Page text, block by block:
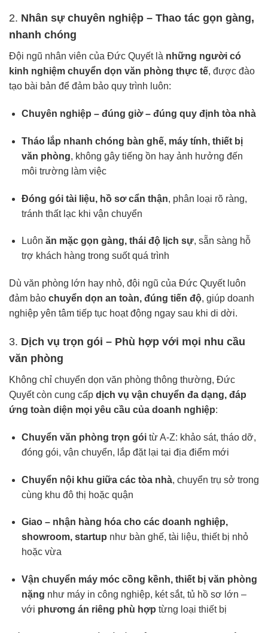
2. Nhân sự chuyên nghiệp – Thao tác gọn gàng,
nhanh chóng
Đội ngũ nhân viên của Đức Quyết là những người có
kinh nghiệm chuyển dọn văn phòng thực tế, được đào
tạo bài bản để đảm bảo quy trình luôn:
Chuyên nghiệp – đúng giờ – đúng quy định tòa nhà
Tháo lắp nhanh chóng bàn ghế, máy tính, thiết bị
văn phòng, không gây tiếng ồn hay ảnh hưởng đến
môi trường làm việc
Đóng gói tài liệu, hồ sơ cẩn thận, phân loại rõ ràng,
tránh thất lạc khi vận chuyển
Luôn ăn mặc gọn gàng, thái độ lịch sự, sẵn sàng hỗ
trợ khách hàng trong suốt quá trình
Dù văn phòng lớn hay nhỏ, đội ngũ của Đức Quyết luôn
đảm bảo chuyển dọn an toàn, đúng tiến độ, giúp doanh
nghiệp yên tâm tiếp tục hoạt động ngay sau khi di dời.
3. Dịch vụ trọn gói – Phù hợp với mọi nhu cầu
văn phòng
Không chỉ chuyển dọn văn phòng thông thường, Đức
Quyết còn cung cấp dịch vụ vận chuyển đa dạng, đáp
ứng toàn diện mọi yêu cầu của doanh nghiệp:
Chuyển văn phòng trọn góitừ A-Z: khảo sát, tháo dỡ,
đóng gói, vận chuyển, lắp đặt lại tại địa điểm mới
Chuyển nội khu giữa các tòa nhà, chuyển trụ sở trong
cùng khu đô thị hoặc quận
Giao – nhận hàng hóa cho các doanh nghiệp,
showroom, startup như bàn ghế, tài liệu, thiết bị nhỏ
hoặc vừa
Vận chuyển máy móc cồng kềnh, thiết bị văn phòng
nặng như máy in công nghiệp, két sắt, tủ hồ sơ lớn –
với phương án riêng phù hợp từng loại thiết bị